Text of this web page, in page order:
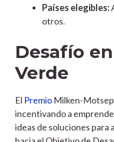
Países elegibles:
otros.
Desafío
Verde
El Premio Milken-
incentivando a
ideas de soluciones para